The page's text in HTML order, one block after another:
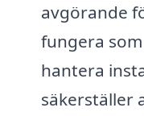
avgörande
fungera
hantera
säkerställer